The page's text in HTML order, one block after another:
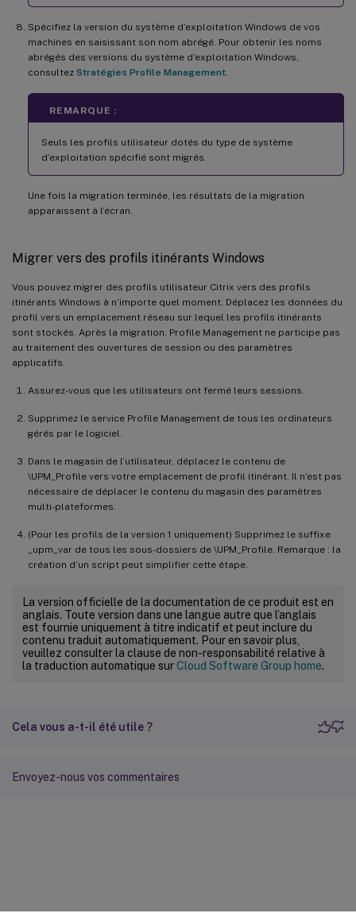
Spécifiez la version du système d’exploitation Windows de vos
machines en saisissant son nom abrégé. Pour obtenir les noms
abrégés des versions du système d’exploitation Windows,
consultez Stratégies Profile Management
REMARQUE :
Seuls les profils utilisateur dotés du type de système
d’exploitation spécifié sont migrés.
Une fois la migration terminée, les résultats de la migration
apparaissent à l’écran.
Migrer vers des profils itinérants Windows
Vous pouvez migrer des profils utilisateur Citrix vers des profils
itinérants Windows à n’importe quel moment. Déplacez les données du
profil vers un emplacement réseau sur lequel les profils itinérants
sont stockés. Après la migration, Profile Management ne participe pas
au traitement des ouvertures de session ou des paramètres
applicatifs.
Assurez-vous que les utilisateurs ont fermé leurs sessions.
Supprimez le service Profile Management de tous les ordinateurs
gérés par le logiciel.
Dans le magasin de l’utilisateur, déplacez le contenu de
\UPM_Profile vers votre emplacement de profil itinérant. Il n’est pas
nécessaire de déplacer le contenu du magasin des paramètres
multi-plateformes.
(Pour les profils de la version 1 uniquement) Supprimez le suffixe
_upm_var de tous les sous-dossiers de \UPM_Profile. Remarque : la
création d’un script peut simplifier cette étape.
La version officielle de la documentation de ce produit est en
anglais. Toute version dans une langue autre que l’anglais
est fournie uniquement à titre indicatif et peut inclure du
contenu traduit automatiquement. Pour en savoir plus,
veuillez consulter la clause de non-responsabilité relative à
la traduction automatique surCloud Software Group home.
Cela vous a-t-il été utile ?
Envoyez-nous vos commentaires